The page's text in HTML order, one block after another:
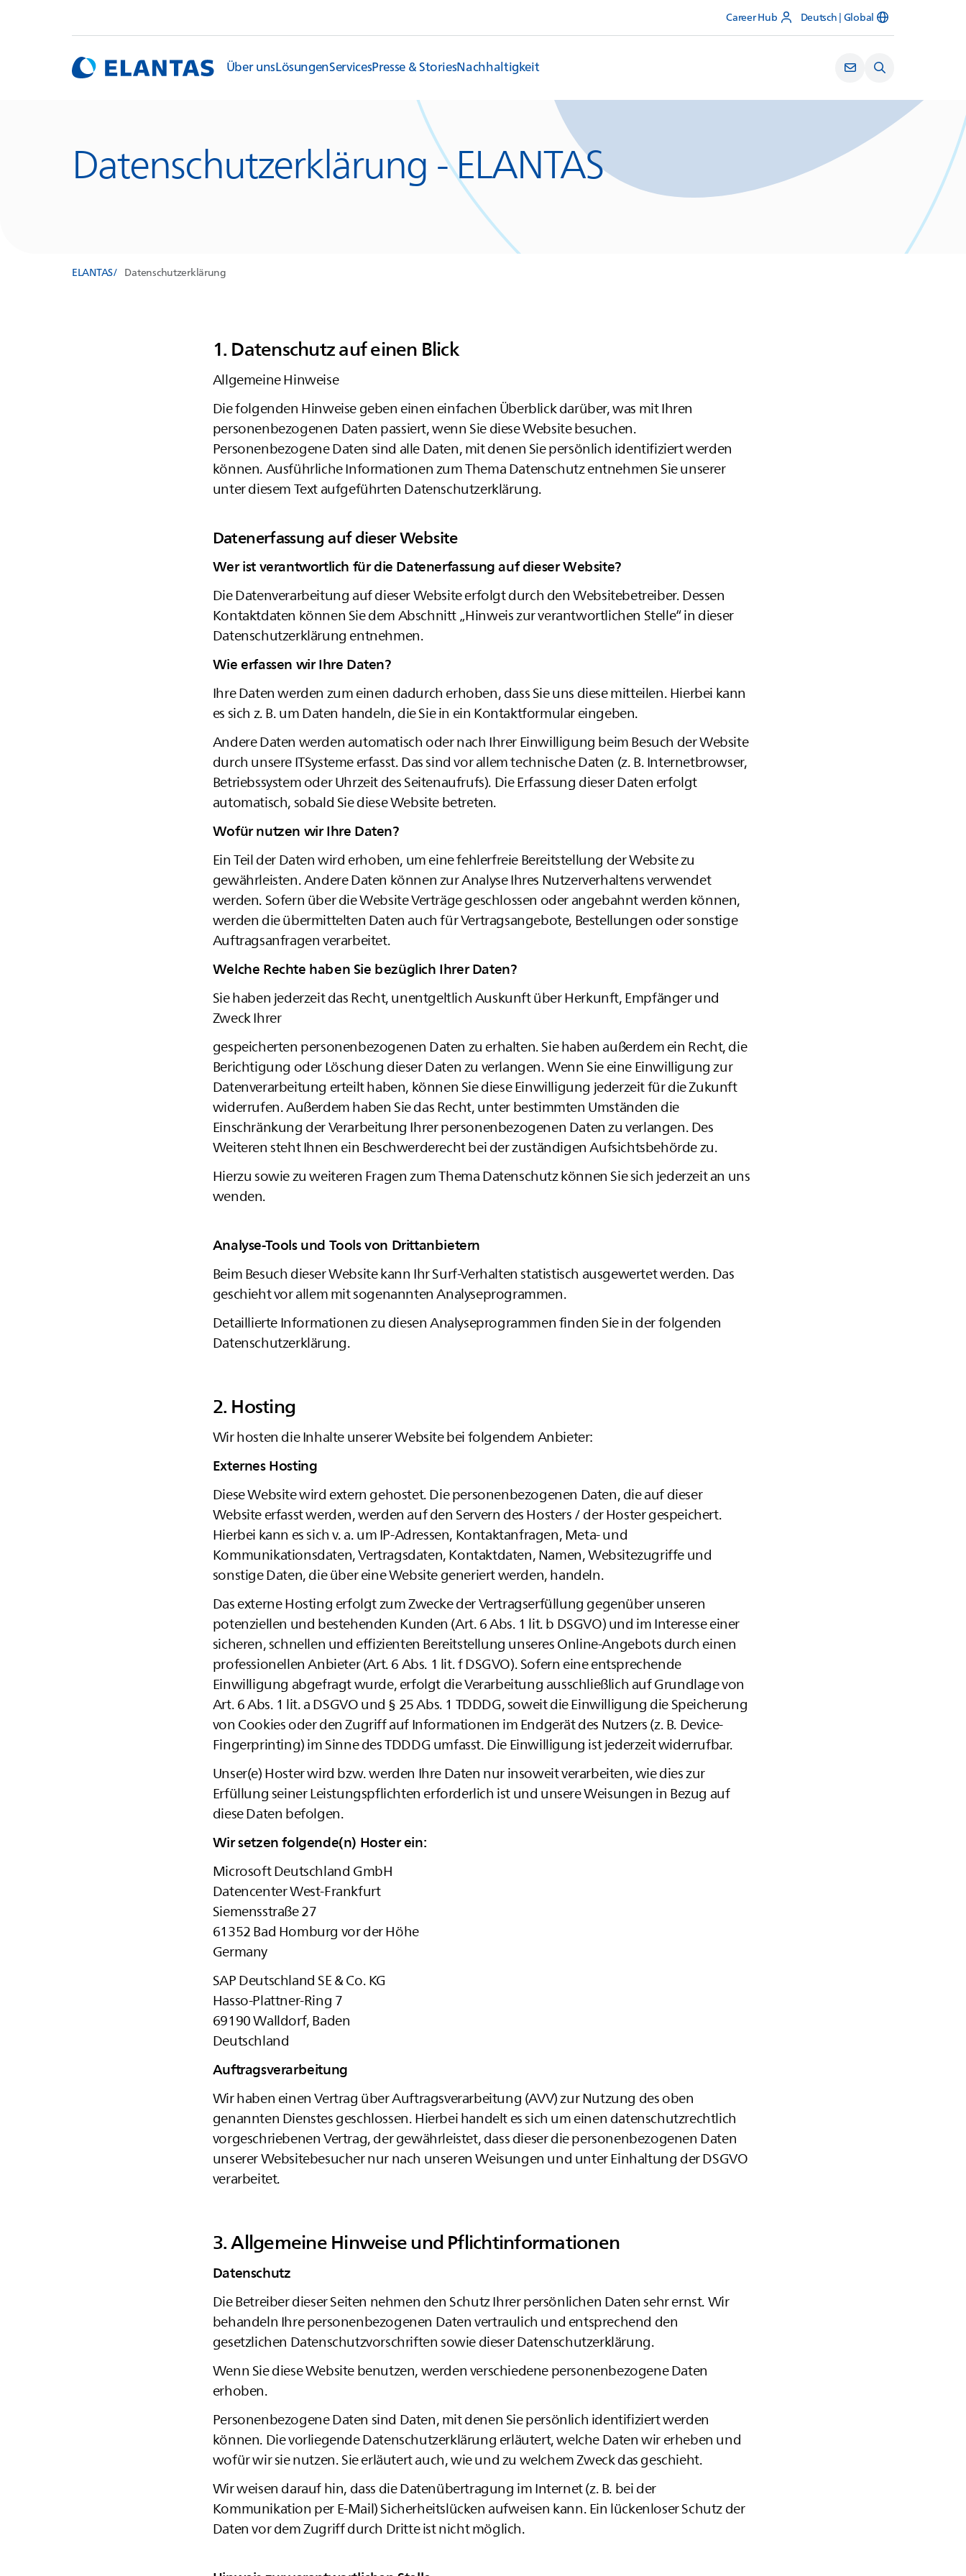
Career Hub Deutsch | Global
Über unsLösungenServicesPresse & StoriesNachhaltigkeit
Datenschutzerklärung -ELANTAS
ELANTAS Datenschutzerklärung
1. Datenschutz auf einen Blick
Allgemeine Hinweise
Die folgenden Hinweise geben einen einfachen Überblick darüber, was mit Ihren
personenbezogenen Daten passiert, wenn Sie diese Website besuchen.
Personenbezogene Daten sind alle Daten, mit denen Sie persönlich identifiziert werden
können. Ausführliche Informationen zum Thema Datenschutz entnehmen Sie unserer
unter diesem Text aufgeführten Datenschutzerklärung.
Datenerfassung auf dieser Website
Wer ist verantwortlich für die Datenerfassung auf dieser Website?
Die Datenverarbeitung auf dieser Website erfolgt durch den Websitebetreiber. Dessen
Kontaktdaten können Sie dem Abschnitt „Hinweis zur verantwortlichen Stelle“ in dieser
Datenschutzerklärung entnehmen.
Wie erfassen wir Ihre Daten?
Ihre Daten werden zum einen dadurch erhoben, dass Sie uns diese mitteilen. Hierbei kann
es sich z. B. um Daten handeln, die Sie in ein Kontaktformular eingeben.
Andere Daten werden automatisch oder nach Ihrer Einwilligung beim Besuch der Website
durch unsere ITSysteme erfasst. Das sind vor allem technische Daten (z. B. Internetbrowser,
Betriebssystem oder Uhrzeit des Seitenaufrufs). Die Erfassung dieser Daten erfolgt
automatisch, sobald Sie diese Website betreten.
Wofür nutzen wir Ihre Daten?
Ein Teil der Daten wird erhoben, um eine fehlerfreie Bereitstellung der Website zu
gewährleisten. Andere Daten können zur Analyse Ihres Nutzerverhaltens verwendet
werden. Sofern über die Website Verträge geschlossen oder angebahnt werden können,
werden die übermittelten Daten auch für Vertragsangebote, Bestellungen oder sonstige
Auftragsanfragen verarbeitet.
Welche Rechte haben Sie bezüglich Ihrer Daten?
Sie haben jederzeit das Recht, unentgeltlich Auskunft über Herkunft, Empfänger und
Zweck Ihrer
gespeicherten personenbezogenen Daten zu erhalten. Sie haben außerdem ein Recht, die
Berichtigung oder Löschung dieser Daten zu verlangen. Wenn Sie eine Einwilligung zur
Datenverarbeitung erteilt haben, können Sie diese Einwilligung jederzeit für die Zukunft
widerrufen. Außerdem haben Sie das Recht, unter bestimmten Umständen die
Einschränkung der Verarbeitung Ihrer personenbezogenen Daten zu verlangen. Des
Weiteren steht Ihnen ein Beschwerderecht bei der zuständigen Aufsichtsbehörde zu.
Hierzu sowie zu weiteren Fragen zum Thema Datenschutz können Sie sich jederzeit an uns
wenden.
Analyse-Tools und Tools von Drittanbietern
Beim Besuch dieser Website kann Ihr Surf-Verhalten statistisch ausgewertet werden. Das
geschieht vor allem mit sogenannten Analyseprogrammen.
Detaillierte Informationen zu diesen Analyseprogrammen finden Sie in der folgenden
Datenschutzerklärung.
2. Hosting
Wir hosten die Inhalte unserer Website bei folgendem Anbieter:
Externes Hosting
Diese Website wird extern gehostet. Die personenbezogenen Daten, die auf dieser
Website erfasst werden, werden auf den Servern des Hosters / der Hoster gespeichert.
Hierbei kann es sich v. a. um IP-Adressen, Kontaktanfragen, Meta- und
Kommunikationsdaten, Vertragsdaten, Kontaktdaten, Namen, Websitezugriffe und
sonstige Daten, die über eine Website generiert werden, handeln.
Das externe Hosting erfolgt zum Zwecke der Vertragserfüllung gegenüber unseren
potenziellen und bestehenden Kunden (Art. 6 Abs. 1 lit. b DSGVO) und im Interesse einer
sicheren, schnellen und effizienten Bereitstellung unseres Online-Angebots durch einen
professionellen Anbieter (Art. 6 Abs. 1 lit. f DSGVO). Sofern eine entsprechende
Einwilligung abgefragt wurde, erfolgt die Verarbeitung ausschließlich auf Grundlage von
Art. 6 Abs. 1 lit. a DSGVO und § 25 Abs. 1 TDDDG, soweit die Einwilligung die Speicherung
von Cookies oder den Zugriff auf Informationen im Endgerät des Nutzers (z. B. Device-
Fingerprinting) im Sinne des TDDDG umfasst. Die Einwilligung ist jederzeit widerrufbar.
Unser(e) Hoster wird bzw. werden Ihre Daten nur insoweit verarbeiten, wie dies zur
Erfüllung seiner Leistungspflichten erforderlich ist und unsere Weisungen in Bezug auf
diese Daten befolgen.
Wir setzen folgende(n) Hoster ein:
Microsoft Deutschland GmbH
Datencenter West-Frankfurt
Siemensstraße 27
61352 Bad Homburg vor der Höhe
Germany
SAP Deutschland SE & Co. KG
Hasso-Plattner-Ring 7
69190 Walldorf, Baden
Deutschland
Auftragsverarbeitung
Wir haben einen Vertrag über Auftragsverarbeitung (AVV) zur Nutzung des oben
genannten Dienstes geschlossen. Hierbei handelt es sich um einen datenschutzrechtlich
vorgeschriebenen Vertrag, der gewährleistet, dass dieser die personenbezogenen Daten
unserer Websitebesucher nur nach unseren Weisungen und unter Einhaltung der DSGVO
verarbeitet.
3. Allgemeine Hinweise und Pflichtinformationen
Datenschutz
Die Betreiber dieser Seiten nehmen den Schutz Ihrer persönlichen Daten sehr ernst. Wir
behandeln Ihre personenbezogenen Daten vertraulich und entsprechend den
gesetzlichen Datenschutzvorschriften sowie dieser Datenschutzerklärung.
Wenn Sie diese Website benutzen, werden verschiedene personenbezogene Daten
erhoben.
Personenbezogene Daten sind Daten, mit denen Sie persönlich identifiziert werden
können. Die vorliegende Datenschutzerklärung erläutert, welche Daten wir erheben und
wofür wir sie nutzen. Sie erläutert auch, wie und zu welchem Zweck das geschieht.
Wir weisen darauf hin, dass die Datenübertragung im Internet (z. B. bei der
Kommunikation per E-Mail) Sicherheitslücken aufweisen kann. Ein lückenloser Schutz der
Daten vor dem Zugriff durch Dritte ist nicht möglich.